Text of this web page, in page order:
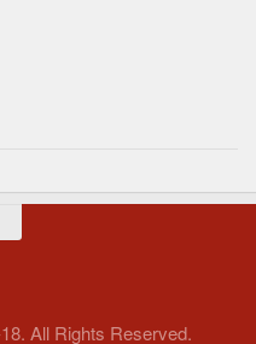
All Rights Reserved.